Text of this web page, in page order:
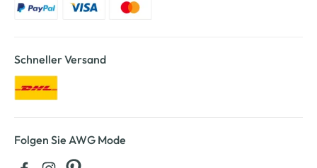
Schneller Versand
Folgen Sie AWG Mode